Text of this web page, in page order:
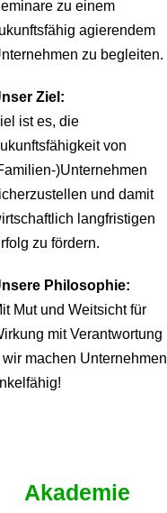
zu einem
agierendem
zu begleiten.
Ziel:
ist es, die
von
)Unternehmen
und damit
langfristigen
zu fördern.
Philosophie:
Mut und Weitsicht für
mit Verantwortung
wir machen Unternehmen
Akademie